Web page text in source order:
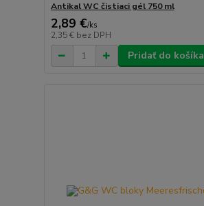
Antikal WC čistiaci gél 750 ml
2,89 €/ks
2,35 € bez DPH
Pridať do košíka